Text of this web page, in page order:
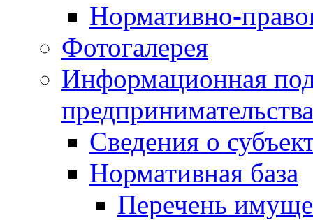
Нормативно-
Фотогалерея
Информационная
предпринимательства
Сведения о
Нормативная база
Перечень